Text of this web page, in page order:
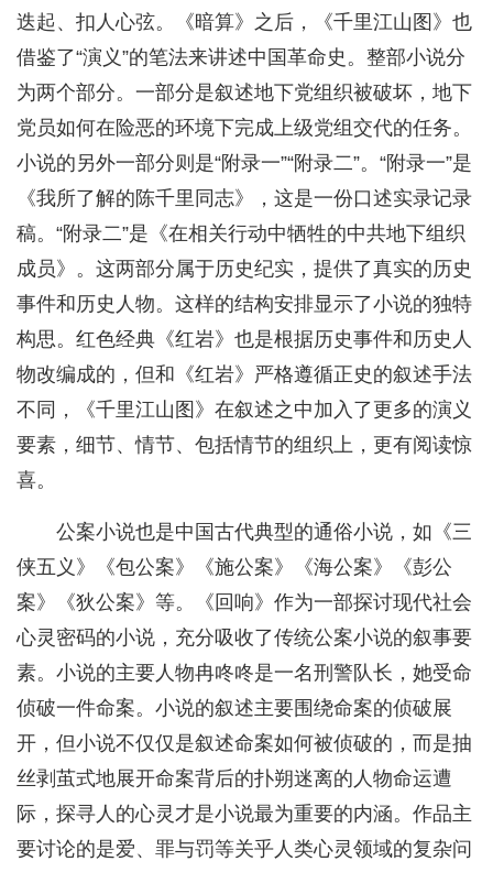
迭起、扣人心弦。《暗算》之后，《千里江山图》也
借鉴了“演义”的笔法来讲述中国革命史。整部小说分
为两个部分。一部分是叙述地下党组织被破坏，地下
党员如何在险恶的环境下完成上级党组交代的任务。
小说的另外一部分则是“附录一”“附录二”。“附录一”是
《我所了解的陈千里同志》，这是一份口述实录记录
稿。“附录二”是《在相关行动中牺牲的中共地下组织
成员》。这两部分属于历史纪实，提供了真实的历史
事件和历史人物。这样的结构安排显示了小说的独特
构思。红色经典《红岩》也是根据历史事件和历史人
物改编成的，但和《红岩》严格遵循正史的叙述手法
不同，《千里江山图》在叙述之中加入了更多的演义
要素，细节、情节、包括情节的组织上，更有阅读惊
喜。
公案小说也是中国古代典型的通俗小说，如《三
侠五义》《包公案》《施公案》《海公案》《彭公
案》《狄公案》等。《回响》作为一部探讨现代社会
心灵密码的小说，充分吸收了传统公案小说的叙事要
素。小说的主要人物冉咚咚是一名刑警队长，她受命
侦破一件命案。小说的叙述主要围绕命案的侦破展
开，但小说不仅仅是叙述命案如何被侦破的，而是抽
丝剥茧式地展开命案背后的扑朔迷离的人物命运遭
际，探寻人的心灵才是小说最为重要的内涵。作品主
要讨论的是爱、罪与罚等关乎人类心灵领域的复杂问